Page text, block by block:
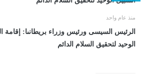
منذ عام واحد
الرئيس السيسى ورئيس وزراء بريطانىا: إقامة
الوحيد لتحقيق السلام الدائم